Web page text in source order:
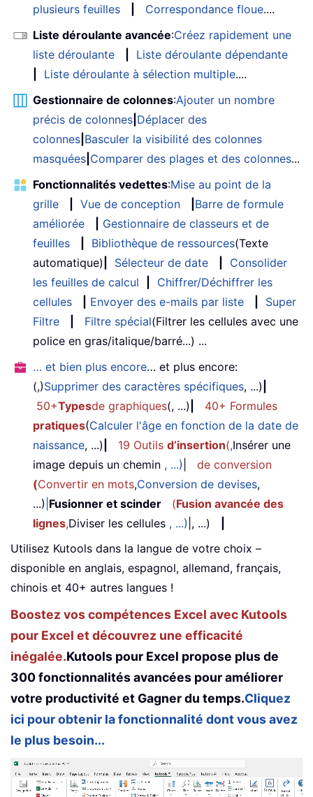
plusieurs feuilles
Correspondance floue....
Liste déroulante avancée:Créez rapidement une
liste déroulante
Liste déroulante dépendante
Liste déroulante à sélection multiple....
Gestionnaire de colonnes:Ajouter un nombre
précis de colonnes Déplacer des
colonnes Basculer la visibilité des colonnes
masquées Comparer des plages et des colonnes...
Fonctionnalités vedettes:Mise au point de la
grille
Vue de conception
Barre de formule
améliorée
Gestionnaire de classeurs et de
feuilles
Bibliothèque de ressources(Texte
automatique)
Sélecteur de date
Consolider
les feuilles de calcul
Chiffrer/Déchiffrer les
cellules
Envoyer des e-mails par liste
Super
Filtre
Filtre spécial(Filtrer les cellules avec une
police en gras/italique/barré...) ...
… et bien plus encore… et plus encore:
(,)Supprimer des caractères spécifiques, ...)
50+Typesde graphiques(, ...)
40+ Formules
pratiques(Calculer l'âge en fonction de la date de
naissance, ...) 19 Outils d’insertion(,Insérer une
image depuis un chemin , ...)
de conversion
(Convertir en mots,Conversion de devises,
...) Fusionner et scinder (Fusion avancée des
lignes,Diviser les cellules , ...) |, ...)
Utilisez Kutools dans la langue de votre choix –
disponible en anglais, espagnol, allemand, français,
chinois et 40+ autres langues !
Boostez vos compétences Excel avec Kutools
pour Excel et découvrez une efficacité
inégalée.Kutools pour Excel propose plus de
300 fonctionnalités avancées pour améliorer
votre productivité et Gagner du temps.Cliquez
ici pour obtenir la fonctionnalité dont vous avez
le plus besoin...